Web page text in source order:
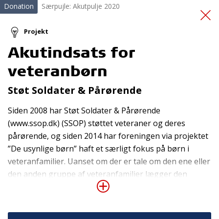
Tryggere familieliv
Donation Særpujle: Akutpulje 2020
Projekt
Akutindsats for
veteranbørn
Støt Soldater & Pårørende
Siden 2008 har Støt Soldater & Pårørende
(www.ssop.dk) (SSOP) støttet veteraner og deres
pårørende, og siden 2014 har foreningen via projektet
”De usynlige børn” haft et særligt fokus på børn i
veteranfamilier. Uanset om der er tale om den ene eller
den anden gruppe af veteranfamilier lægger den
aktuelle Covid-19 situation et yderligere pres på
del af børnene og de unge har i forvejen udfordringer
Tilmeld nyhedsbrev
De seneste nyheder om TrygFondens og TryghedsGruppens
aktiviteter direkte i din indbakke.